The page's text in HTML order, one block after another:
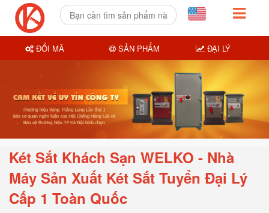
Két Sắt Khách Sạn WELKO - Nhà
Máy Sản Xuất Két Sắt Tuyển Đại Lý
Cấp 1 Toàn Quốc
ĐỔI MÃ SẢN PHẨM ĐẠI LÝ